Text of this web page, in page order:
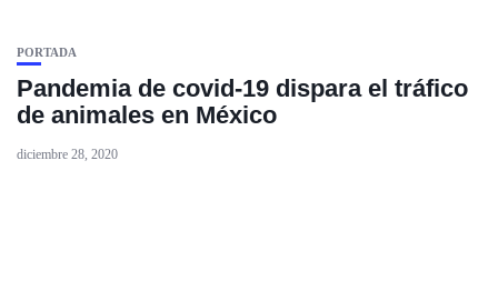
PORTADA
Pandemia de covid-19 dispara el tráfico
de animales en México
diciembre 28, 2020